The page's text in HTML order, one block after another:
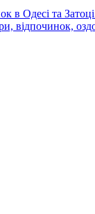
в Одесі та
відпочинок,